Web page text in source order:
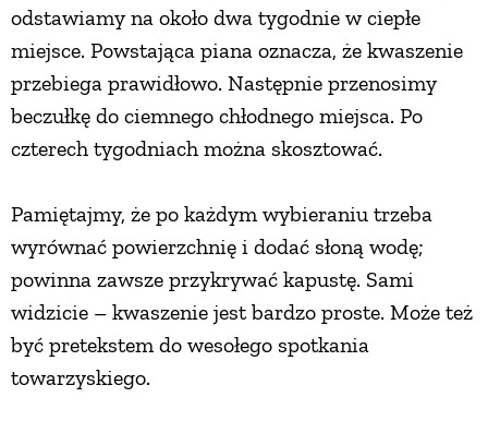
odstawiamy na około dwa tygodnie w ciepłe
miejsce. Powstająca piana oznacza, że kwaszenie
przebiega prawidłowo. Następnie przenosimy
beczułkę do ciemnego chłodnego miejsca. Po
czterech tygodniach można skosztować.
Pamiętajmy, że po każdym wybieraniu trzeba
wyrównać powierzchnię i dodać słoną wodę;
powinna zawsze przykrywać kapustę. Sami
widzicie – kwaszenie jest bardzo proste. Może też
być pretekstem do wesołego spotkania
towarzyskiego.